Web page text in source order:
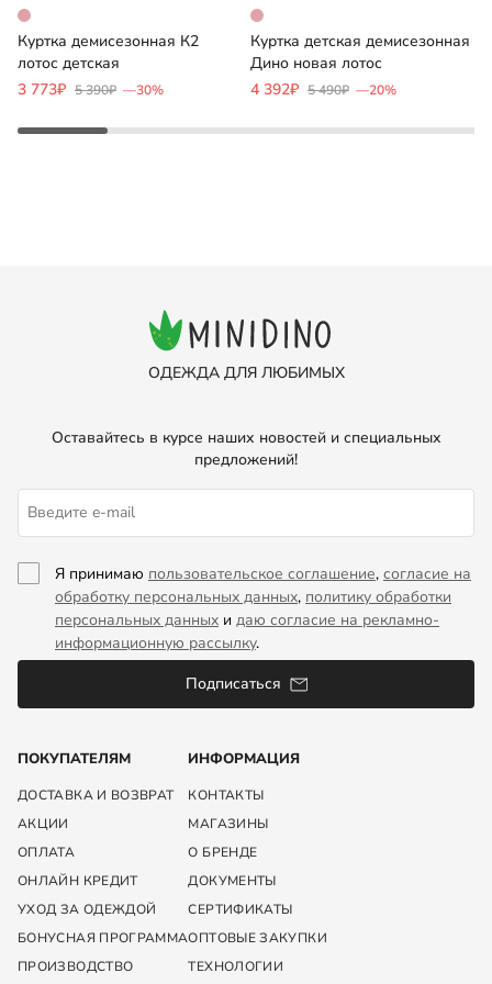
Куртка демисезонная К2
лотос детская
3 773₽ 5 390₽ —30%
Куртка детская демисезонная
Дино новая лотос
4 392₽ 5 490₽ —20%
ОДЕЖДА ДЛЯ ЛЮБИМЫХ
ПОКУПАТЕЛЯМ
ДОСТАВКА И ВОЗВРАТ
АКЦИИ
ОПЛАТА
ОНЛАЙН КРЕДИТ
УХОД ЗА ОДЕЖДОЙ
БОНУСНАЯ ПРОГРАММА
ПРОИЗВОДСТВО
ИНФОРМАЦИЯ
КОНТАКТЫ
МАГАЗИНЫ
О БРЕНДЕ
ДОКУМЕНТЫ
СЕРТИФИКАТЫ
ОПТОВЫЕ ЗАКУПКИ
ТЕХНОЛОГИИ
Оставайтесь в курсе наших новостей и специальных
предложений!
Я принимаю пользовательское соглашение, согласие на
обработку персональных данных, политику обработки
персональных данных и даю согласие на рекламно-
информационную рассылку.
Подписаться